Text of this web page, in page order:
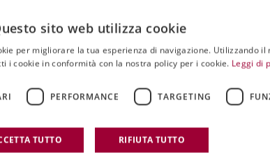
e modalità di consumo,
metabolico incidono
insieme”.
alla prudenza
infatti, alcune limitazioni
dei decessi, non valuta
si basa su dati di consumo auto-
che gli apparenti effetti
sito web utilizza cookie
per migliorare la tua esperienza di navigazione. Utilizzando il
i cookie in conformità con la nostra policy per i cookie. Leggi di
PERFORMANCE TARGETING
TUTTO RIFIUTA TUTTO